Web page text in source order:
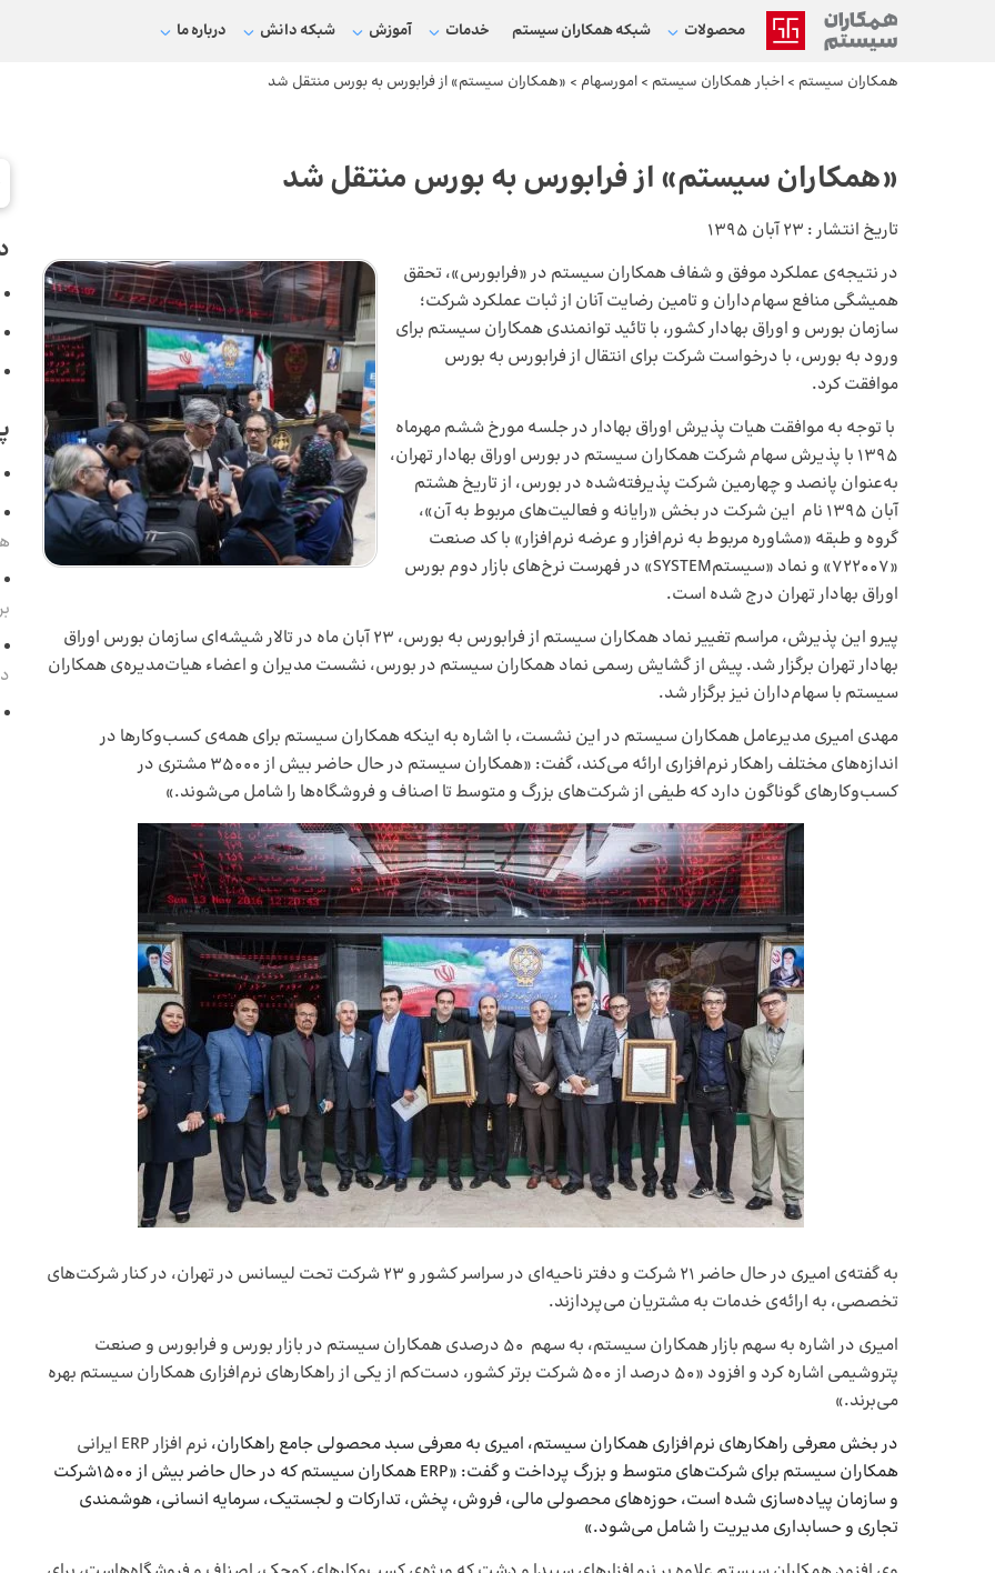
محصولات شبکه‌ همکاران سیستم خدمات آموزش شبکه دانش درباره ما
همکاران سیستم > اخبار همکاران سیستم > امورسهام > «همکاران سیستم» از فرابورس به بورس منتقل شد
«همکاران سیستم» از فرابورس به بورس منتقل شد
تاریخ انتشار : 23 آبان 1395
در نتیجه‌ی عملکرد موفق و شفاف همکاران سیستم در «فرابورس»، تحقق
همیشگی منافع سهام‌داران و تامین رضایت آنان از ثبات عملکرد شرکت؛
سازمان بورس و اوراق بهادار کشور، با تائید توانمندی همکاران سیستم برای
ورود به بورس، با درخواست شرکت برای انتقال از فرابورس به بورس
موافقت کرد.
با توجه به موافقت هیات ‌پذیرش اوراق بهادار در جلسه مورخ ششم مهرماه
۱۳۹۵ با پذیرش سهام شرکت همکاران سیستم در بورس اوراق بهادار تهران،
به‌عنوان پانصد و چهارمین شرکت پذیرفته‌شده در بورس، از تاریخ هشتم
آبان ۱۳۹۵ نام این شرکت در بخش «رایانه و فعالیت‌های مربوط به آن»،
گروه و طبقه «مشاوره مربوط به نرم‌افزار و عرضه نرم‌افزار» با کد صنعت
«۷۲۲۰۰۷» و نماد «سیستمSYSTEM» در فهرست نرخ‌های بازار دوم بورس
اوراق بهادار تهران درج شده است.
پیرو این پذیرش، مراسم تغییر نماد همکاران سیستم از فرابورس به بورس، ۲۳ آبان ماه در تالار شیشه‌ای سازمان بورس اوراق
بهادار تهران برگزار شد. پیش از گشایش رسمی نماد همکاران سیستم در بورس، نشست مدیران و اعضاء هیات‌مدیره‌ی همکاران
سیستم با سهام‌داران نیز برگزار شد.
مهدی امیری مدیرعامل همکاران سیستم در این نشست، با اشاره به اینکه همکاران سیستم برای همه‌ی کسب‌وکارها در
اندازه‌های مختلف راهکار نرم‌افزاری ارائه می‌کند، گفت: «همکاران سیستم در حال حاضر بیش از ۳۵۰۰۰ مشتری در
کسب‌وکارهای گوناگون دارد که طیفی از شرکت‌های بزرگ و متوسط تا اصناف و فروشگاه‌ها را شامل می‌شوند.»
به گفته‌ی امیری در حال حاضر ۲۱ شرکت و دفتر ناحیه‌ای در سراسر کشور و ۲۳ شرکت تحت لیسانس در تهران، در کنار شرکت‌های
تخصصی، به ارائه‌ی خدمات به مشتریان می‌پردازند.
امیری در اشاره به سهم بازار همکاران سیستم، به سهم ۵۰ درصدی همکاران سیستم در بازار بورس و فرابورس و صنعت
پتروشیمی اشاره کرد و افزود «۵۰ درصد از ۵۰۰ شرکت برتر کشور، دست‌کم از یکی از راهکارهای نرم‌افزاری همکاران سیستم بهره
می‌برند.»
در بخش معرفی راهکارهای نرم‌افزاری همکاران سیستم، امیری به معرفی سبد محصولی جامع راهکاران، نرم افزار ERP ایرانی
همکاران سیستم برای شرکت‌های متوسط و بزرگ پرداخت و گفت: «ERP همکاران سیستم که در حال حاضر بیش از ۱۵۰۰شرکت
و سازمان پیاده‌سازی شده است، حوزه‌های محصولی مالی، فروش، پخش، تدارکات و لجستیک، سرمایه انسانی، هوشمندی
تجاری و حسابداری مدیریت را شامل می‌شود.»